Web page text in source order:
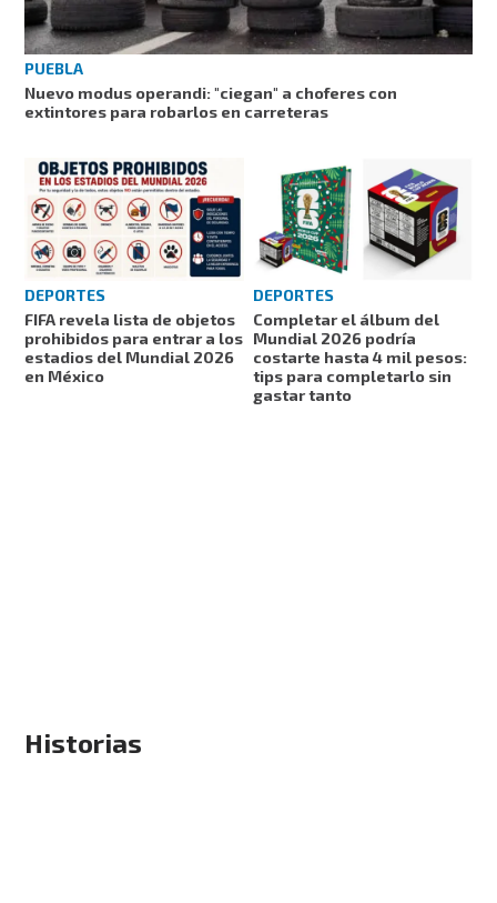
PUEBLA
Nuevo modus operandi: "ciegan" a choferes con
extintores para robarlos en carreteras
DEPORTES
FIFA revela lista de objetos
prohibidos para entrar a los
estadios del Mundial 2026
en México
DEPORTES
Completar el álbum del
Mundial 2026 podría
costarte hasta 4 mil pesos:
tips para completarlo sin
gastar tanto
Historias